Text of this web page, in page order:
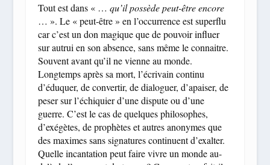
Tout est dans « … qu’il possède peut-être encore
… ». Le « peut-être » en l’occurrence est superflu
car c’est un don magique que de pouvoir influer
sur autrui en son absence, sans même le connaitre.
Souvent avant qu’il ne vienne au monde.
Longtemps après sa mort, l’écrivain continu
d’éduquer, de convertir, de dialoguer, d’apaiser, de
peser sur l’échiquier d’une dispute ou d’une
guerre. C’est le cas de quelques philosophes,
d’exégètes, de prophètes et autres anonymes que
des maximes sans signatures continuent d’exalter.
Quelle incantation peut faire vivre un monde au-